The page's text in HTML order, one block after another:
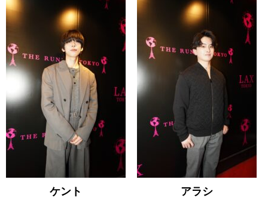
ケント アラシ